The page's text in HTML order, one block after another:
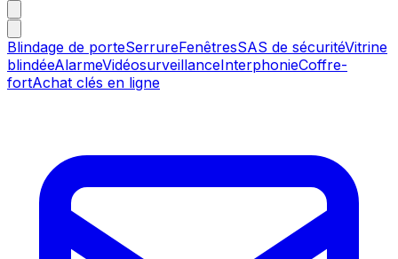
Blindage de porteSerrureFenêtresSAS de sécuritéVitrine
blindéeAlarmeVidéosurveillanceInterphonieCoffre-
fortAchat clés en ligne